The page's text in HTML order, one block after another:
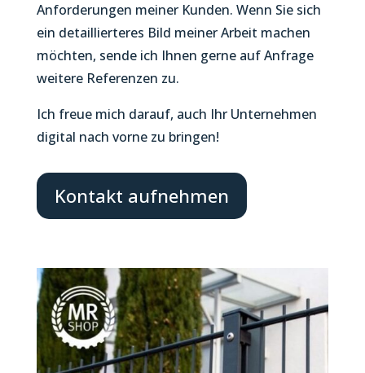
Anforderungen meiner Kunden. Wenn Sie sich
ein detaillierteres Bild meiner Arbeit machen
möchten, sende ich Ihnen gerne auf Anfrage
weitere Referenzen zu.
Ich freue mich darauf, auch Ihr Unternehmen
digital nach vorne zu bringen!
Kontakt aufnehmen